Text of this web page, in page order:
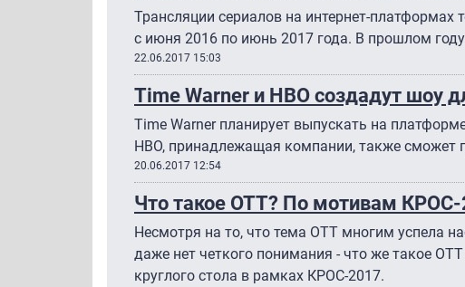
Трансляции сериалов на интернет-платформах
с июня 2016 по июнь 2017 года. В прошлом году
22.06.2017 15:03
Time Warner и HBO создадут шоу
Time Warner планирует выпускать на
HBO, принадлежащая компании, также сможет
20.06.2017 12:54
Что такое OTT? По мотивам
Несмотря на то, что тема OTT многим успела
даже нет четкого понимания - что же такое
круглого стола в рамках КРОС-2017.